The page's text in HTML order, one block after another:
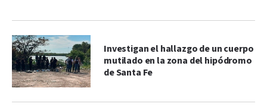
Investigan el hallazgo de un cuerpo
mutilado en la zona del hipódromo
de Santa Fe